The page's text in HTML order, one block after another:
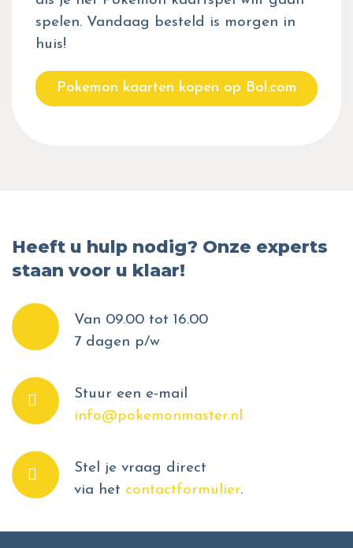
spelen. Vandaag besteld is morgen in
huis!
Pokemon kaarten kopen op Bol.com
Heeft u hulp nodig? Onze experts
staan voor u klaar!
Van 09.00 tot 16.00
7 dagen p/w
Stuur een e-mail
info@pokemonmaster.nl
Stel je vraag direct
via het contactformulier.